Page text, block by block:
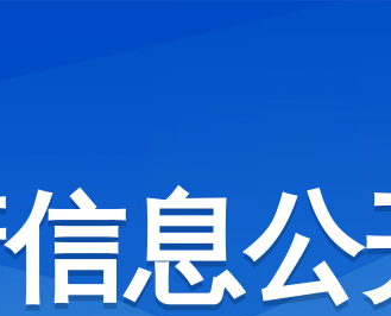
息公